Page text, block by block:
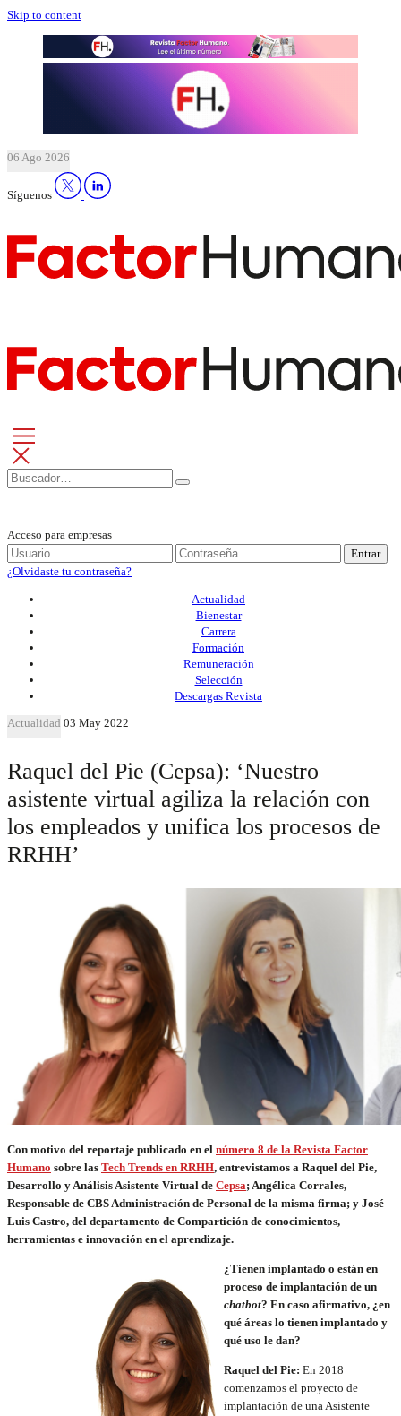
Skip to content
06 Ago 2026
Síguenos
Acceso para empresas
Entrar
¿Olvidaste tu contraseña?
Actualidad
Bienestar
Carrera
Formación
Remuneración
Selección
Descargas Revista
Actualidad 03 May 2022
Raquel del Pie (Cepsa): ‘Nuestro
asistente virtual agiliza la relación con
los empleados y unifica los procesos de
RRHH’
Con motivo del reportaje publicado en el número 8 de la Revista Factor
Humano sobre las Tech Trends en RRHH, entrevistamos a Raquel del Pie,
Desarrollo y Análisis Asistente Virtual de Cepsa; Angélica Corrales,
Responsable de CBS Administración de Personal de la misma firma; y José
Luis Castro, del departamento de Compartición de conocimientos,
herramientas e innovación en el aprendizaje.
¿Tienen implantado o están en
proceso de implantación de un
chatbot? En caso afirmativo, ¿en
qué áreas lo tienen implantado y
qué uso le dan?
Raquel del Pie: En 2018
comenzamos el proyecto de
implantación de una Asistente